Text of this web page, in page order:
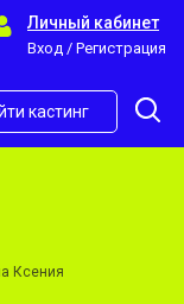
Личный кабинет
Вход / Регистрация
кастинг
Ксения